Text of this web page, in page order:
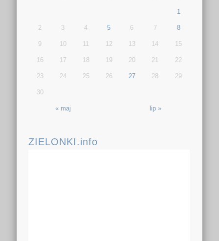
« maj lip »
1
2 3 4 5 6 7 8
9 10 11 12 13 14 15
16 17 18 19 20 21 22
23 24 25 26 27 28 29
30
ZIELONKI.info